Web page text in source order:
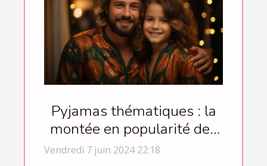
Pyjamas thématiques : la
montée en popularité des
vêtements de nuit festifs
Vendredi 7 juin 2024 22:18